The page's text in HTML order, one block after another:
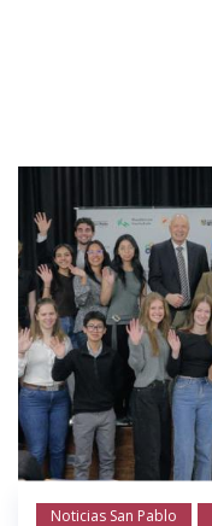
Noticias San Pablo